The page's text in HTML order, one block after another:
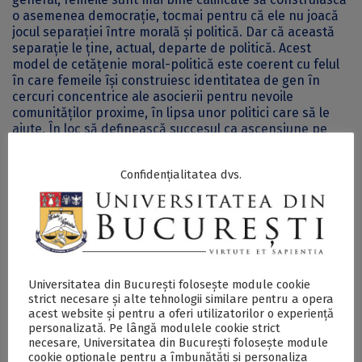
o asemenea democrație, tocmai pentru că ele nu joacă
jocul separației între morală și politică. Dar că această
separație le ține, actual, departe de politică. Acest
model de cetățenie moral-politică este coerent cu felul
în care femeile își construiesc identitatea de gen în
cercuri concentrice ale asocierii pentru nevoile
comunităților proxime, în lipsa unor politici care să le
ajute. În loc să definească succesul ca ascensiune pe
cronice de influență sau/și putere asupra deciziei
politice, femeile încurajează un model de cetățenie
bazat, mai degrabă, pe responsabilitate directă, pe cont
propriu, pentru nevoile celorlalți. Este un model de
cetățenie democratică fundamentat pe etica grijii, mai
degrabă decât pe cea a drepturilor.
Mai multe detalii despre workshopul cu tema ,,Femeile și
dimensiunea morală a cetățeniei” pot fi consultateaici.
Postări Asemănătoare:
Confidențialitatea dvs.
Universitatea din București folosește module cookie
strict necesare și alte tehnologii similare pentru a opera
acest website și pentru a oferi utilizatorilor o experiență
personalizată. Pe lângă modulele cookie strict
necesare, Universitatea din București folosește module
cookie opționale pentru a îmbunătăți și personaliza